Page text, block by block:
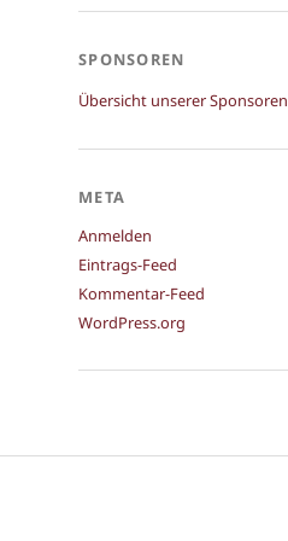
SPONSOREN
Übersicht unserer Sponsoren
META
Anmelden
Eintrags-Feed
Kommentar-Feed
WordPress.org